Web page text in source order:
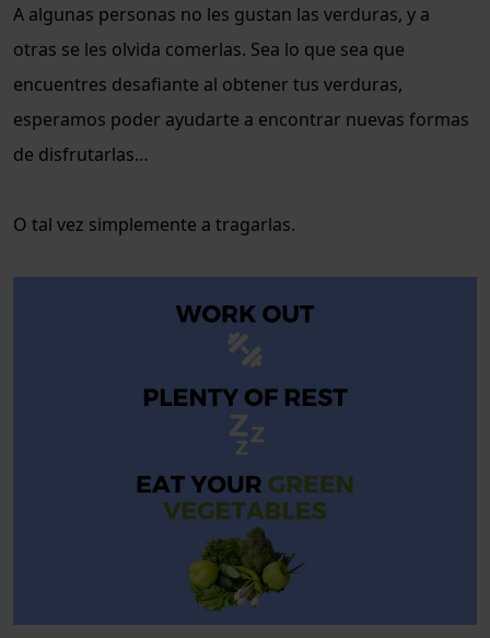
A algunas personas no les gustan las verduras, y a
otras se les olvida comerlas. Sea lo que sea que
encuentres desafiante al obtener tus verduras,
esperamos poder ayudarte a encontrar nuevas formas
de disfrutarlas…
O tal vez simplemente a tragarlas.